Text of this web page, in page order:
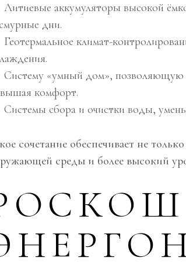
Литиевые аккумуляторы высокой
дни.
Геотермальное климат-
Систему «умный дом», позволяющую
комфорт.
Системы сбора и очистки воды,
сочетание обеспечивает не
среды и более высокий